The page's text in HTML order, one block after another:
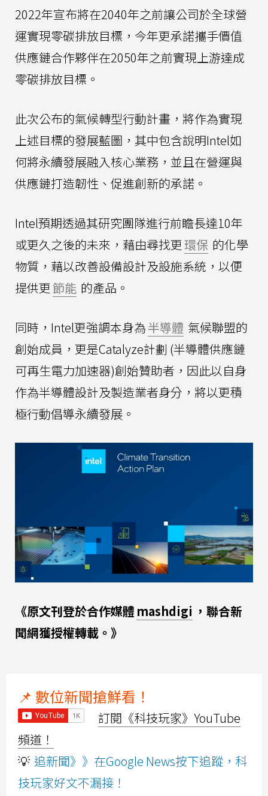
2022年宣布將在2040年之前讓公司於全球營
運實現零碳排放目標，今年更承諾攜手價值
供應鏈合作夥伴在2050年之前實現上游達成
零碳排放目標。
此次公布的氣候轉型行動計畫，將作為實現
上述目標的發展藍圖，其中包含說明Intel如
何將永續發展融入核心業務，並且在營運與
供應鏈打造韌性、促進創新的承諾。
Intel預期透過其研究團隊進行前瞻長達10年
或更久之後的未來，藉由尋找更環保 的化學
物質，藉以改善設備設計及設施系統，以便
提供更 節能 的產品。
同時，Intel更強調本身為半導體 氣候聯盟的
創始成員，更是Catalyze計劃 (半導體供應鏈
可再生電力加速器)創始贊助者，因此以自身
作為半導體設計及製造業者身分，將以更積
極行動倡導永續發展。
《原文刊登於合作媒體 mashdigi ，聯合新
聞網獲授權轉載。》
📌 數位新聞搶鮮看！
訂閱《科技玩家》YouTube
頻道！
💡 追新聞》》在Google News按下追蹤，科
技玩家好文不漏接！